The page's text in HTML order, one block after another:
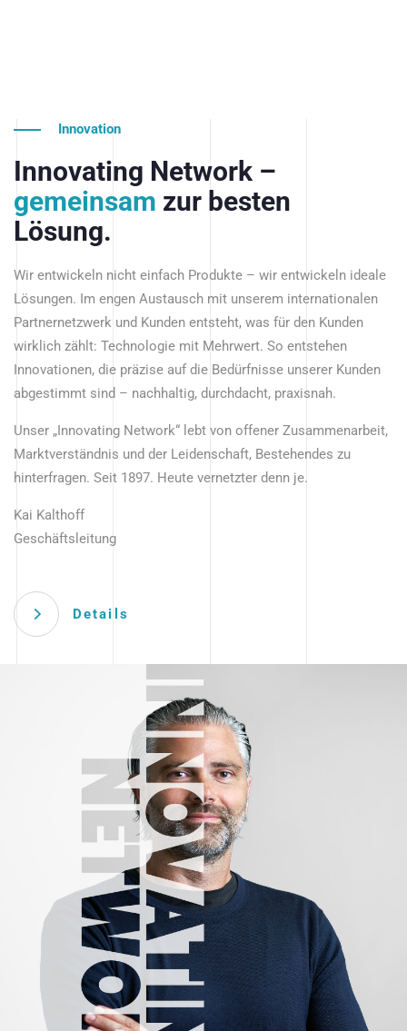
Innovation
Innovating Network –
gemeinsam zur besten
Lösung.
Wir entwickeln nicht einfach Produkte – wir entwickeln ideale
Lösungen. Im engen Austausch mit unserem internationalen
Partnernetzwerk und Kunden entsteht, was für den Kunden
wirklich zählt: Technologie mit Mehrwert. So entstehen
Innovationen, die präzise auf die Bedürfnisse unserer Kunden
abgestimmt sind – nachhaltig, durchdacht, praxisnah.
Unser „Innovating Network“ lebt von offener Zusammenarbeit,
Marktverständnis und der Leidenschaft, Bestehendes zu
hinterfragen. Seit 1897. Heute vernetzter denn je.
Kai Kalthoff
Geschäftsleitung
Details